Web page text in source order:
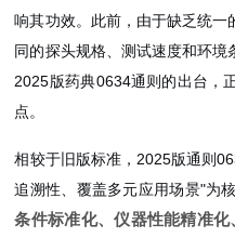
响其功效。此前，由于缺乏统一
同的探头规格、测试速度和环境
2025版药典0634通则的出台，
点。
相较于旧版标准，2025版通则
追溯性、覆盖多元应用场景"为
条件标准化、仪器性能精准